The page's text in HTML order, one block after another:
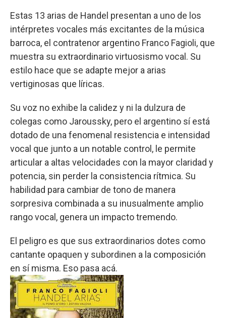
Estas 13 arias de Handel presentan a uno de los
intérpretes vocales más excitantes de la música
barroca, el contratenor argentino Franco Fagioli, que
muestra su extraordinario virtuosismo vocal. Su
estilo hace que se adapte mejor a arias
vertiginosas que líricas.
Su voz no exhibe la calidez y ni la dulzura de
colegas como Jaroussky, pero el argentino sí está
dotado de una fenomenal resistencia e intensidad
vocal que junto a un notable control, le permite
articular a altas velocidades con la mayor claridad y
potencia, sin perder la consistencia rítmica. Su
habilidad para cambiar de tono de manera
sorpresiva combinada a su inusualmente amplio
rango vocal, genera un impacto tremendo.
El peligro es que sus extraordinarios dotes como
cantante opaquen y subordinen a la composición
en sí misma. Eso pasa acá.